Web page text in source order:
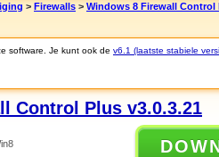
> Firewalls > Windows 8 Firewall Control
software. Je kunt ook de v6.1 (laatste stabiele
Control Plus v3.0.3.21